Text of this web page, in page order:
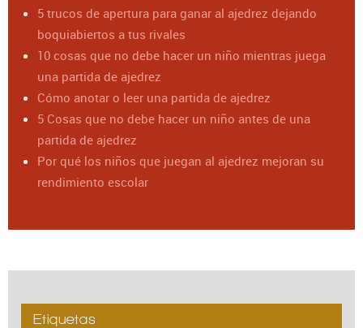
5 trucos de apertura para ganar al ajedrez dejando
boquiabiertos a tus rivales
10 cosas que no debe hacer un niño mientras juega
una partida de ajedrez
Cómo anotar o leer una partida de ajedrez
5 Cosas que no debe hacer un niño antes de una
partida de ajedrez
Por qué los niños que juegan al ajedrez mejoran su
rendimiento escolar
Etiquetas